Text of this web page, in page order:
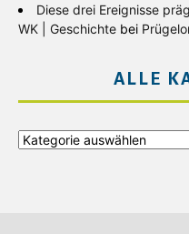
Diese drei Ereignisse
WK | Geschichte bei
ALLE
Alle